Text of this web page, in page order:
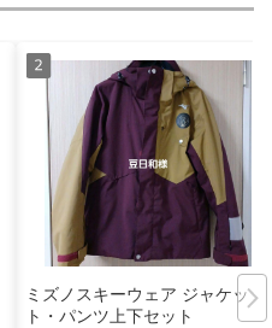
ミズノスキーウェア ジャケッ
ト・パンツ上下セット